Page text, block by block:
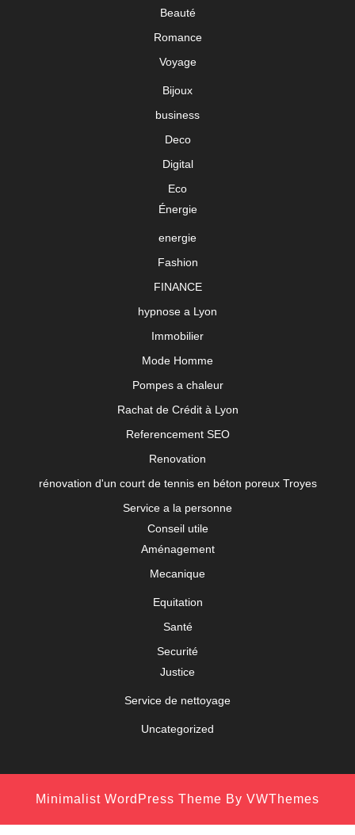
Beauté
Romance
Voyage
Bijoux
business
Deco
Digital
Eco
Énergie
energie
Fashion
FINANCE
hypnose a Lyon
Immobilier
Mode Homme
Pompes a chaleur
Rachat de Crédit à Lyon
Referencement SEO
Renovation
rénovation d'un court de tennis en béton poreux Troyes
Service a la personne
Conseil utile
Aménagement
Mecanique
Equitation
Santé
Securité
Justice
Service de nettoyage
Uncategorized
Minimalist WordPress Theme By VWThemes